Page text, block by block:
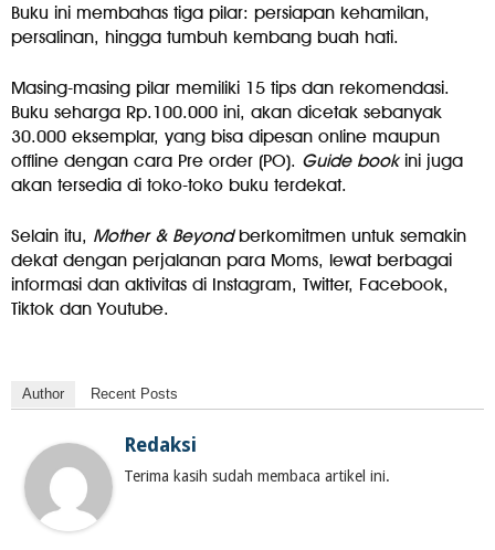
Buku ini membahas tiga pilar: persiapan kehamilan,
persalinan, hingga tumbuh kembang buah hati.
Masing-masing pilar memiliki 15 tips dan rekomendasi.
Buku seharga Rp.100.000 ini, akan dicetak sebanyak
30.000 eksemplar, yang bisa dipesan online maupun
offline dengan cara Pre order (PO). Guide bookini juga
akan tersedia di toko-toko buku terdekat.
Selain itu, Mother & Beyondberkomitmen untuk semakin
dekat dengan perjalanan para Moms, lewat berbagai
informasi dan aktivitas di Instagram, Twitter, Facebook,
Tiktok dan Youtube.
Author Recent Posts
Redaksi
Terima kasih sudah membaca artikel ini.